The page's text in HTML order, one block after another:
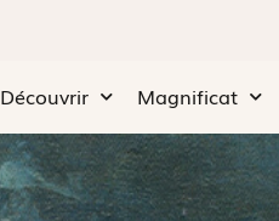
Découvrir Magnificat